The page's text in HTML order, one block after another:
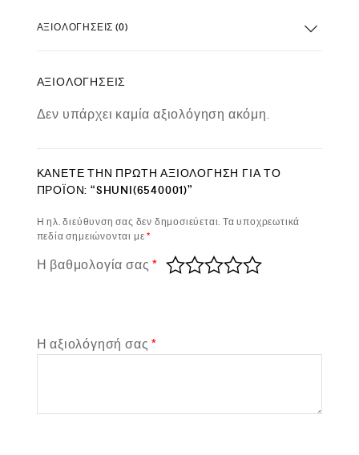
ΑΞΙΟΛΟΓΉΣΕΙΣ (0)
ΑΞΙΟΛΟΓΉΣΕΙΣ
Δεν υπάρχει καμία αξιολόγηση ακόμη.
ΚΆΝΕΤΕ ΤΗΝ ΠΡΏΤΗ ΑΞΙΟΛΌΓΗΣΗ ΓΙΑ ΤΟ
ΠΡΟΪΌΝ: “SHUNI(6540001)”
Η ηλ. διεύθυνση σας δεν δημοσιεύεται. Τα υποχρεωτικά
πεδία σημειώνονται με*
Η βαθμολογία σας*
Η αξιολόγησή σας*